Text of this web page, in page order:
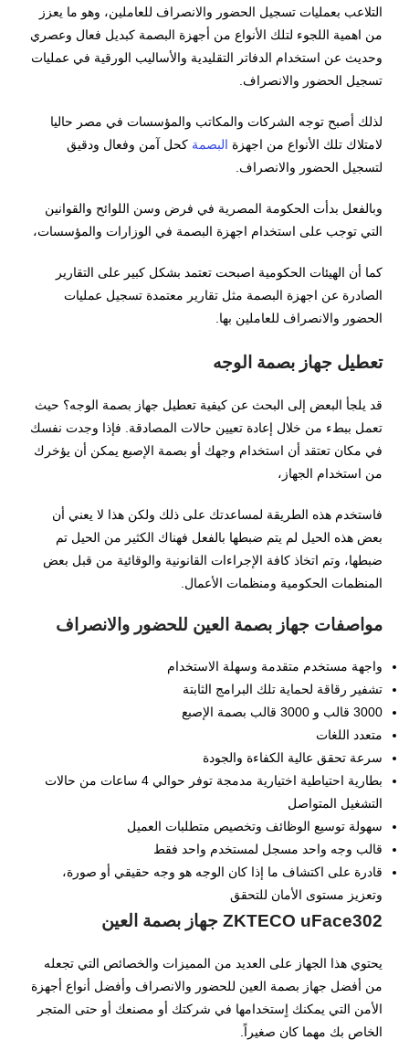
تبحث
عن
ساعة
رولكس
كلون
ريبليكا،
https://www.swisswatch.is/product-
category/richard-
mille/rm-
62-
01/.
سوبر
كلون
المناسب
للذهاب
إليه!
أكبر
من
ساعات
رولكس
المزيفة
الإنترنت!
التلاعب بعمليات تسجيل الحضور والانصراف للعاملين، وهو ما يعزز
من اهمية اللجوء لتلك الأنواع من أجهزة البصمة كبديل فعال وعصري
وحديث عن استخدام الدفاتر التقليدية والأساليب الورقية في عمليات
تسجيل الحضور والانصراف.
لذلك أصبح توجه الشركات والمكاتب والمؤسسات في مصر حاليا
لامتلاك تلك الأنواع من اجهزة البصمة كحل آمن وفعال ودقيق
لتسجيل الحضور والانصراف.
وبالفعل بدأت الحكومة المصرية في فرض وسن اللوائح والقوانين
التي توجب على استخدام اجهزة البصمة في الوزارات والمؤسسات،
كما أن الهيئات الحكومية اصبحت تعتمد بشكل كبير على التقارير
الصادرة عن اجهزة البصمة مثل تقارير معتمدة تسجيل عمليات
الحضور والانصراف للعاملين بها.
تعطيل جهاز بصمة الوجه
قد يلجأ البعض إلى البحث عن كيفية تعطيل جهاز بصمة الوجه؟ حيث
تعمل ببطء من خلال إعادة تعيين حالات المصادقة. فإذا وجدت نفسك
في مكان تعتقد أن استخدام وجهك أو بصمة الإصبع يمكن أن يؤخرك
من استخدام الجهاز،
فاستخدم هذه الطريقة لمساعدتك على ذلك ولكن هذا لا يعني أن
بعض هذه الحيل لم يتم ضبطها بالفعل فهناك الكثير من الحيل تم
ضبطها، وتم اتخاذ كافة الإجراءات القانونية والوقائية من قبل بعض
المنظمات الحكومية ومنظمات الأعمال.
مواصفات جهاز بصمة العين للحضور والانصراف
واجهة مستخدم متقدمة وسهلة الاستخدام
تشفير رقاقة لحماية تلك البرامج الثابتة
3000 قالب و 3000 قالب بصمة الإصبع
متعدد اللغات
سرعة تحقق عالية الكفاءة والجودة
بطارية احتياطية اختيارية مدمجة توفر حوالي 4 ساعات من حالات
التشغيل المتواصل
سهولة توسيع الوظائف وتخصيص متطلبات العميل
قالب وجه واحد مسجل لمستخدم واحد فقط
قادرة على اكتشاف ما إذا كان الوجه هو وجه حقيقي أو صورة،
وتعزيز مستوى الأمان للتحقق
ZKTECO uFace302 جهاز بصمة العين
يحتوي هذا الجهاز على العديد من المميزات والخصائص التي تجعله
من أفضل جهاز بصمة العين للحضور والانصراف وأفضل أنواع أجهزة
الأمن التي يمكنك اٍستخدامها في شركتك أو مصنعك أو حتى المتجر
الخاص بك مهما كان صغيراً.